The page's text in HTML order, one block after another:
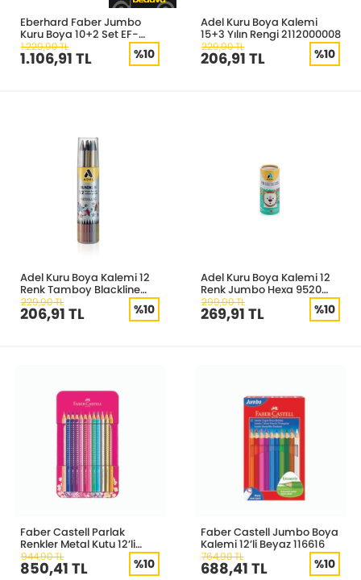
Eberhard Faber Jumbo
Kuru Boya 10+2 Set EF-
511408
1.229,90 TL
1.106,91 TL %10
Adel Kuru Boya Kalemi
15+3 Yılın Rengi 2112000008
229,90 TL
206,91 TL %10
Adel Kuru Boya Kalemi 12
Renk Tamboy Blackline
Serisi Metalik Tüp
2112000005
229,90 TL
206,91 TL %10
Adel Kuru Boya Kalemi 12
Renk Jumbo Hexa 9520
520101
299,90 TL
269,91 TL %10
Faber Castell Parlak
Renkler Metal Kutu 12’li
201737
944,90 TL
850,41 TL %10
Faber Castell Jumbo Boya
Kalemi 12’li Beyaz 116616
764,90 TL
688,41 TL %10